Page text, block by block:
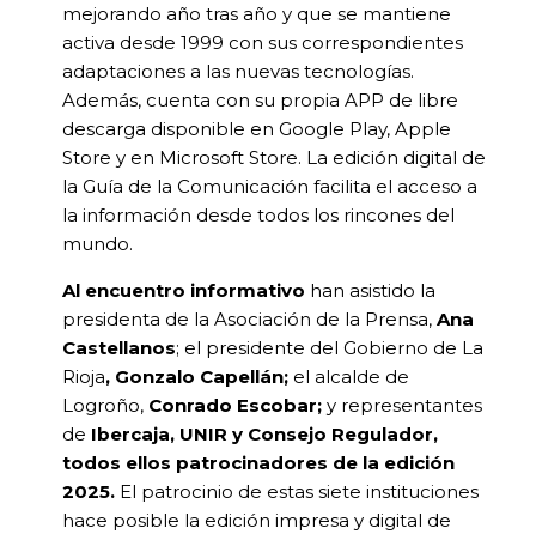
mejorando año tras año y que se mantiene
activa desde 1999 con sus correspondientes
adaptaciones a las nuevas tecnologías.
Además, cuenta con su propia APP de libre
descarga disponible en Google Play, Apple
Store y en Microsoft Store. La edición digital de
la Guía de la Comunicación facilita el acceso a
la información desde todos los rincones del
mundo.
Al encuentro informativo han asistido la
presidenta de la Asociación de la Prensa,Ana
Castellanos; el presidente del Gobierno de La
Rioja, Gonzalo Capellán; el alcalde de
Logroño, Conrado Escobar;y representantes
de Ibercaja, UNIR y Consejo Regulador,
todos ellos patrocinadores de la edición
2025. El patrocinio de estas siete instituciones
hace posible la edición impresa y digital de